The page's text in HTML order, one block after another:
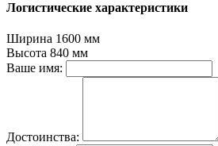
Логистические характеристики
Ширина 1600 мм
Высота 840 мм
Ваше имя:
Достоинства: